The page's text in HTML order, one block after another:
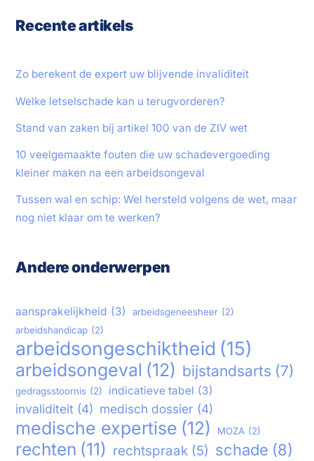
Recente artikels
Zo berekent de expert uw blijvende invaliditeit
Welke letselschade kan u terugvorderen?
Stand van zaken bij artikel 100 van de ZIV wet
10 veelgemaakte fouten die uw schadevergoeding
kleiner maken na een arbeidsongeval
Tussen wal en schip: Wel hersteld volgens de wet, maar
nog niet klaar om te werken?
Andere onderwerpen
aansprakelijkheid (3) arbeidsgeneesheer (2)
arbeidshandicap (2)
arbeidsongeschiktheid (15)
arbeidsongeval (12) bijstandsarts (7)
gedragsstoornis (2) indicatieve tabel (3)
invaliditeit (4) medisch dossier (4)
medische expertise (12) MOZA (2)
rechten (11) rechtspraak (5) schade (8)